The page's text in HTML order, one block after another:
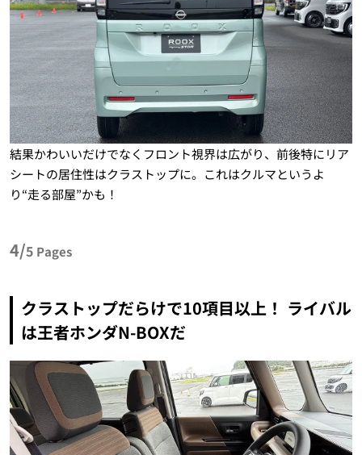
結果かわいいだけでなくフロント視界は広がり、前後特にリア
シートの居住性はクラストップに。これはクルマというよ
り“走る部屋”かも！
4/5 Pages
クラストップだらけで10項目以上！ ライバル
は王者ホンダN-BOXだ